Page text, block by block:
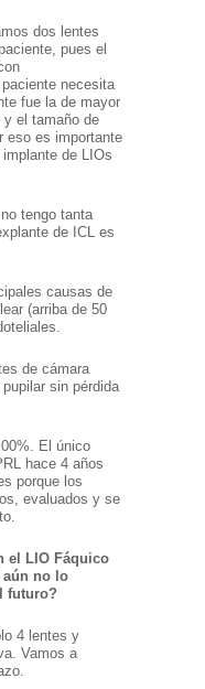
dos lentes
pues el
necesita
fue la de mayor
y el tamaño de
eso es importante
de LIOs
tengo tanta
de ICL es
causas de
(arriba de 50
de cámara
sin pérdida
El único
hace 4 años
porque los
evaluados y se
el LIO Fáquico
aún no lo
futuro?
4 lentes y
Vamos a